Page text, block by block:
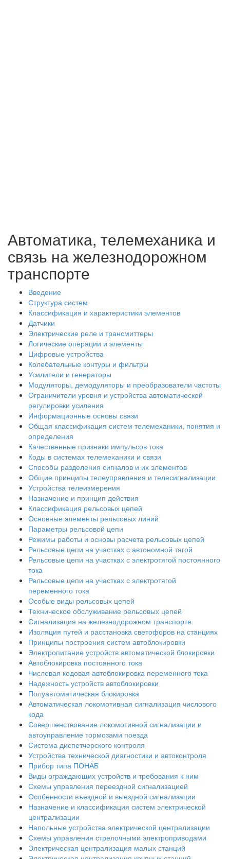
Автоматика, телемеханика и
связь на железнодорожном
транспорте
Введение
Структура систем
Классификация и характеристики элементов
Датчики
Электрические реле и трансмиттеры
Логические операции и элементы
Цифровые устройства
Колебательные контуры и фильтры
Усилители и генераторы
Модуляторы, демодуляторы и преобразователи частоты
Ограничители уровня и устройства автоматической
регулировки усиления
Информационные основы связи
Общая классификация систем телемеханики, понятия и
определения
Качественные признаки импульсов тока
Коды в системах телемеханики и связи
Способы разделения сигналов и их элементов
Общие принципы телеуправления и телесигнализации
Устройства телеизмерения
Назначение и принцип действия
Классификация рельсовых цепей
Основные элементы рельсовых линий
Параметры рельсовой цепи
Режимы работы и основы расчета рельсовых цепей
Рельсовые цепи на участках с автономной тягой
Рельсовые цепи на участках с электротягой постоянного
тока
Рельсовые цепи на участках с электротягой
переменного тока
Особые виды рельсовых цепей
Техническое обслуживание рельсовых цепей
Сигнализация на железнодорожном транспорте
Изоляция путей и расстановка светофоров на станциях
Принципы построения систем автоблокировки
Электропитание устройств автоматической блокировки
Автоблокировка постоянного тока
Числовая кодовая автоблокировка переменного тока
Надежность устройств автоблокировки
Полуавтоматическая блокировка
Автоматическая локомотивная сигнализация числового
кода
Совершенствование локомотивной сигнализации и
автоуправление тормозами поезда
Система диспетчерского контроля
Устройства технической диагностики и автоконтроля
Прибор типа ПОНАБ
Виды ограждающих устройств и требования к ним
Схемы управления переездной сигнализацией
Особенности въездной и выездной сигнализации
Назначение и классификация систем электрической
централизации
Напольные устройства электрической централизации
Схемы управления стрелочными электроприводами
Электрическая централизация малых станций